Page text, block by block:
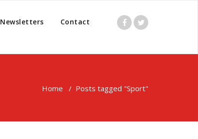
Newsletters Contact
Home / Posts tagged "Sport"